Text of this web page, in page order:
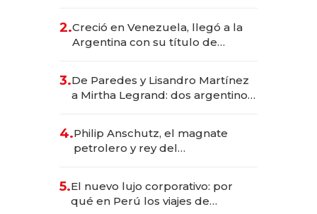
2.Creció en Venezuela, llegó a la
Argentina con su título de
las marcas "fast premium"
3.De Paredes y Lisandro Martínez
a Mirtha Legrand: dos argentinos
4.Philip Anschutz, el magnate
petrolero y rey del
Fénix
5.El nuevo lujo corporativo: por
qué en Perú los viajes de